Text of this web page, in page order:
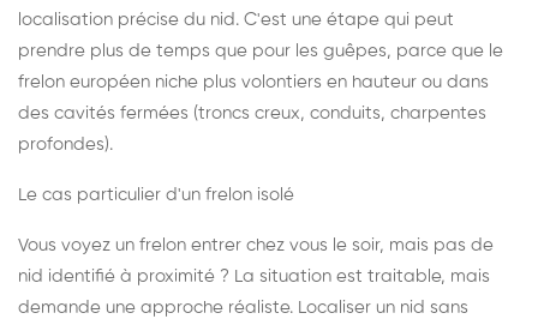
localisation précise du nid. C'est une étape qui peut
prendre plus de temps que pour les guêpes, parce que le
frelon européen niche plus volontiers en hauteur ou dans
des cavités fermées (troncs creux, conduits, charpentes
profondes).
Le cas particulier d'un frelon isolé
Vous voyez un frelon entrer chez vous le soir, mais pas de
nid identifié à proximité ? La situation est traitable, mais
demande une approche réaliste. Localiser un nid sans